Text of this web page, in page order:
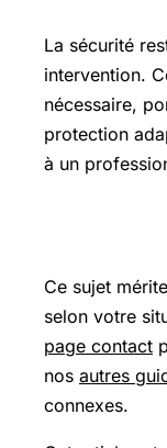
La sécurité
intervention.
nécessaire,
protection
à un
Ce sujet
selon votre
page contact
nos autres
connexes.